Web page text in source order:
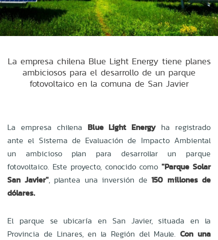
La empresa chilena Blue Light Energy tiene planes
ambiciosos para el desarrollo de un parque
fotovoltaico en la comuna de San Javier
La empresa chilena Blue Light Energyha registrado
ante el Sistema de Evaluación de Impacto Ambiental
un ambicioso plan para desarrollar un parque
fotovoltaico. Este proyecto, conocido como"Parque Solar
San Javier", plantea una inversión de 150 millones de
dólares.
El parque se ubicaría en San Javier, situada en la
Provincia de Linares, en la Región del Maule.Con una